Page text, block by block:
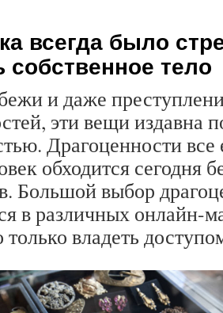
всегда было
собственное тело
и даже
эти вещи издавна
Драгоценности
обходится сегодня
Большой выбор
в различных онлайн-
владеть